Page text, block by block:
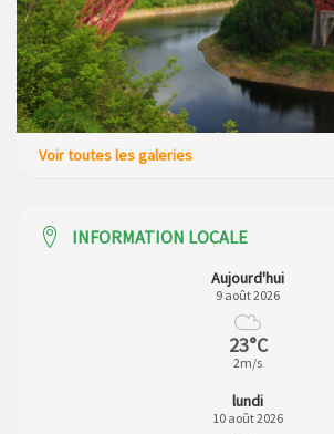
Voir toutes les galeries
INFORMATION LOCALE
Aujourd'hui
9 août 2026
23°C
2m/s
lundi
10 août 2026